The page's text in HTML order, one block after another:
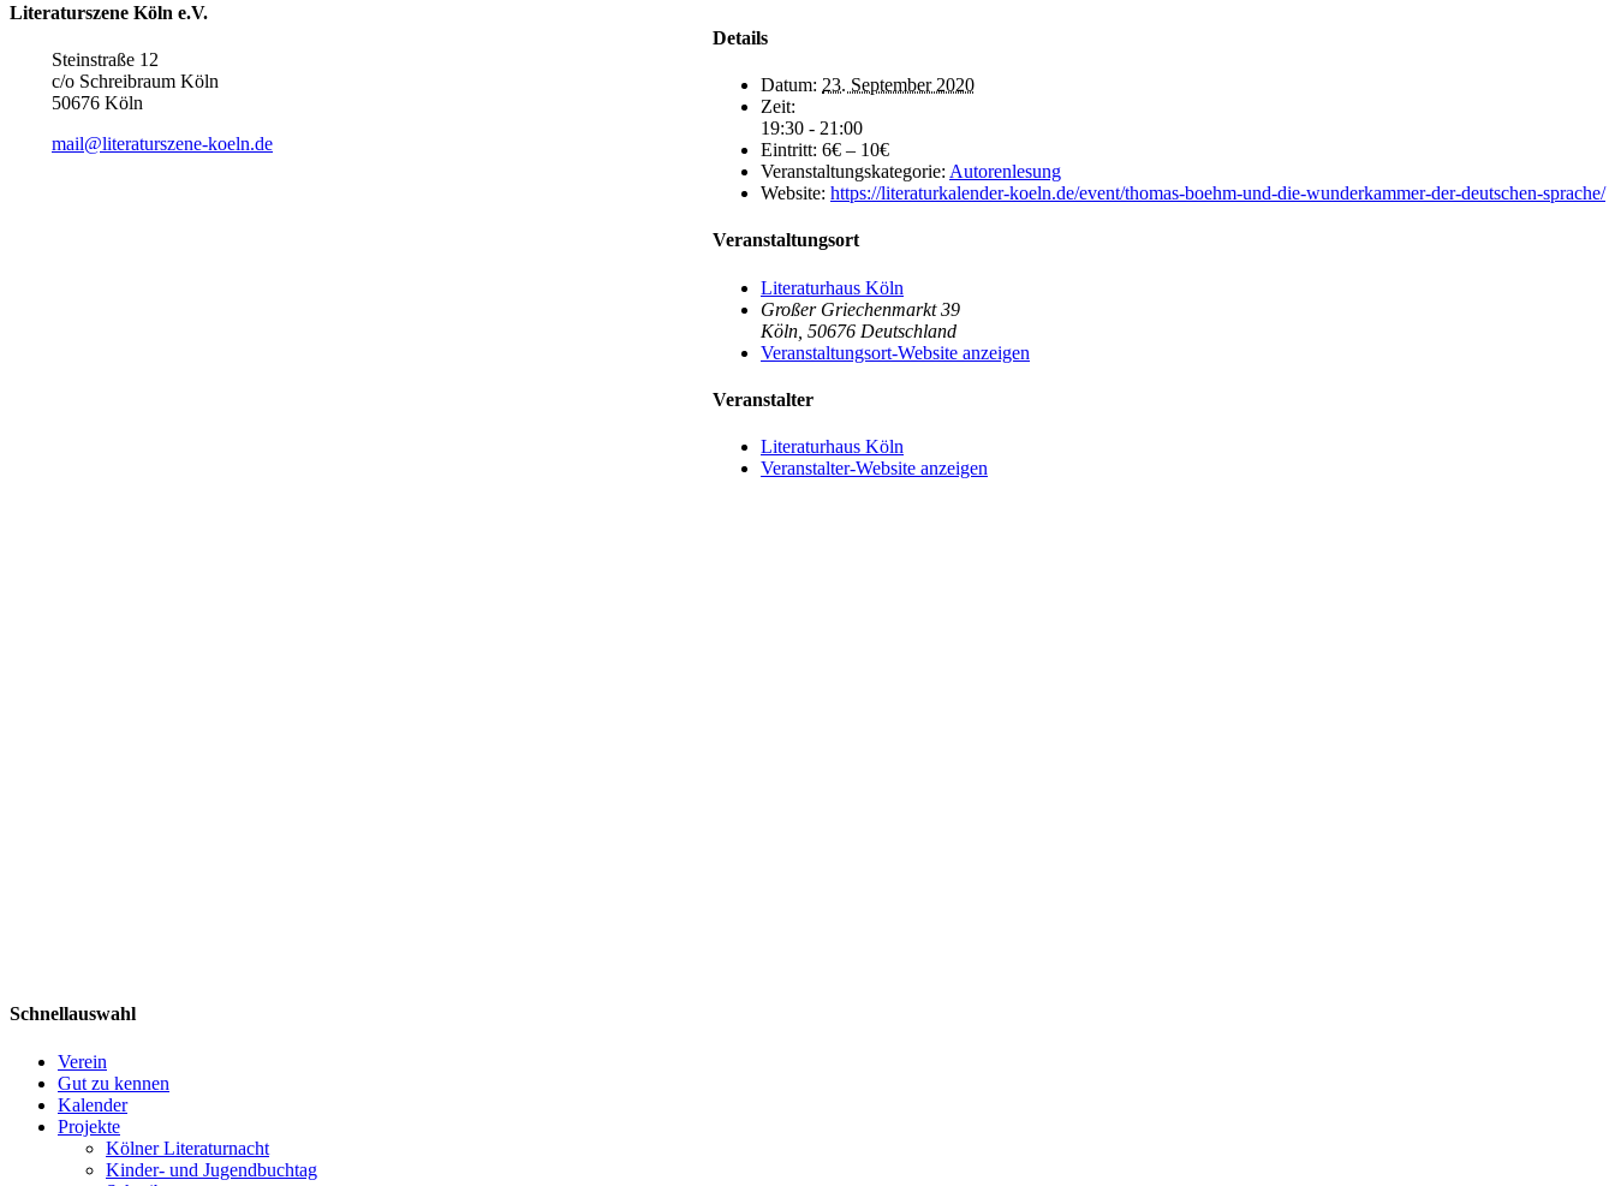
Details
Datum: 23. September 2020
Zeit:
19:30 - 21:00
Eintritt: 6€ – 10€
Veranstaltungskategorie: Autorenlesung
Website: https://literaturkalender-koeln.de/event/thomas-boehm-und-die-wunderkammer-der-deutschen-sprache/
Veranstaltungsort
Literaturhaus Köln
Großer Griechenmarkt 39
Köln 50676 Deutschland
Veranstaltungsort-Website anzeigen
Veranstalter
Literaturhaus Köln
Veranstalter-Website anzeigen
Literaturszene Köln e.V.
Steinstraße 12
c/o Schreibraum Köln
50676 Köln
mail@literaturszene-koeln.de
Schnellauswahl
Verein
Gut zu kennen
Kalender
Projekte
Kölner Literaturnacht
Kinder- und Jugendbuchtag